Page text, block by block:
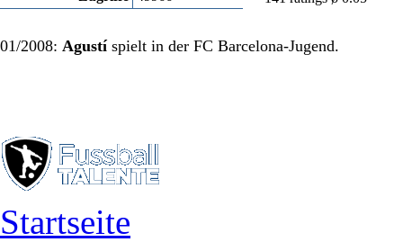
01/2008: Agustí spielt in der FC Barcelona-Jugend.
Startseite